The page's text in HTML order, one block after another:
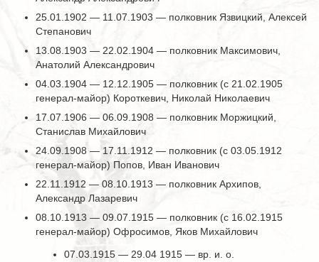
25.01.1902 — 11.07.1903 — полковник Язвицкий, Алексей
Степанович
13.08.1903 — 22.02.1904 — полковник Максимович,
Анатолий Александрович
04.03.1904 — 12.12.1905 — полковник (с 21.02.1905
генерал-майор) Короткевич, Николай Николаевич
17.07.1906 — 06.09.1908 — полковник Моржицкий,
Станислав Михайлович
24.09.1908 — 17.11.1912 — полковник (с 03.05.1912
генерал-майор) Попов, Иван Иванович
22.11.1912 — 08.10.1913 — полковник Архипов,
Александр Лазаревич
08.10.1913 — 09.07.1915 — полковник (с 16.02.1915
генерал-майор) Офросимов, Яков Михайлович
07.03.1915 — 29.04 1915 — вр. и. о.